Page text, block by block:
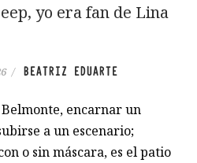
yo era fan de Lina
/ BEATRIZ EDUARTE
encarnar un
a un escenario;
o sin máscara, es el patio